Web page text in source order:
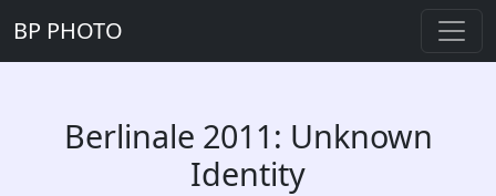
BP PHOTO
Berlinale 2011: Unknown
Identity